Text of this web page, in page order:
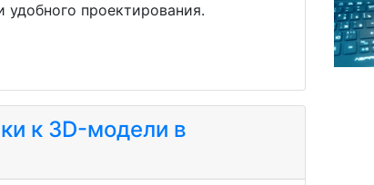
удобного проектирования.
к 3D-модели в